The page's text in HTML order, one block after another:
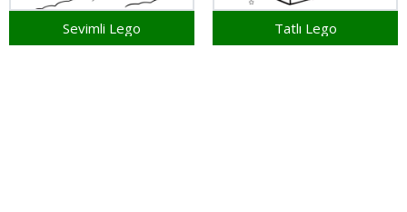
Sevimli Lego Tatlı Lego